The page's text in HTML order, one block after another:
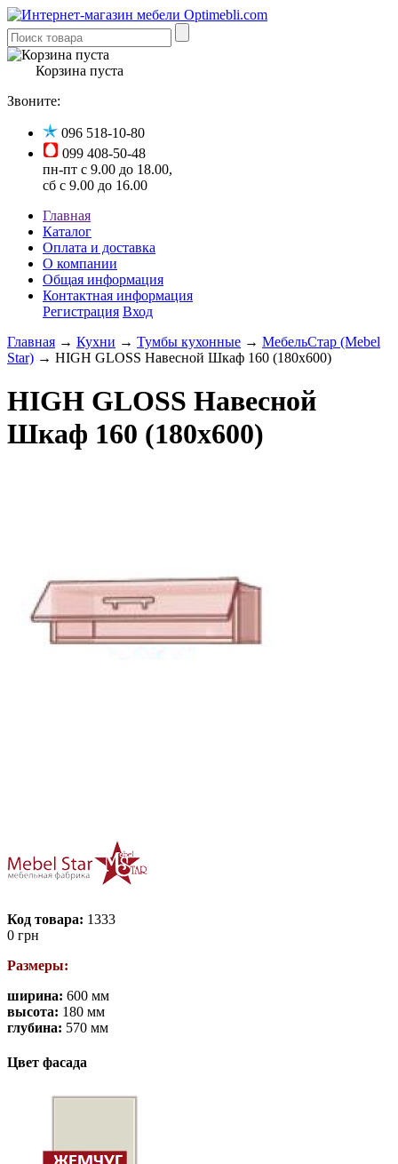
Корзина пуста
Звоните:
096 518-10-80
099 408-50-48
пн-пт с 9.00 до 18.00,
сб с 9.00 до 16.00
Главная
Каталог
Оплата и доставка
О компании
Общая информация
Контактная информация
Регистрация Вход
Главная → Кухни → Тумбы кухонные → МебельСтар (Mebel
Star) → HIGH GLOSS Навесной Шкаф 160 (180x600)
HIGH GLOSS Навесной
Шкаф 160 (180x600)
Код товара: 1333
0 грн
Размеры:
ширина: 600 мм
высота: 180 мм
глубина: 570 мм
Цвет фасада